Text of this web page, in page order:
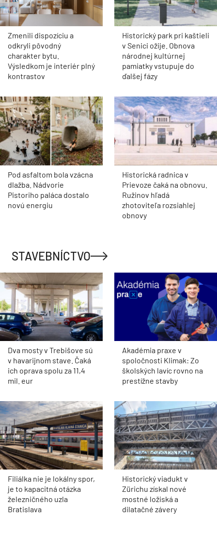
Zmenili dispozíciu a
odkryli pôvodný
charakter bytu.
Výsledkom je interiér plný
kontrastov
Historický park pri kaštieli
v Senici ožije. Obnova
národnej kultúrnej
pamiatky vstupuje do
ďalšej fázy
Pod asfaltom bola vzácna
dlažba. Nádvorie
Pistoriho paláca dostalo
novú energiu
Historická radnica v
Prievoze čaká na obnovu.
Ružinov hľadá
zhotoviteľa rozsiahlej
obnovy
STAVEBNÍCTVO
Dva mosty v Trebišove sú
v havarijnom stave. Čaká
ich oprava spolu za 11,4
mil. eur
Akadémia praxe v
spoločnosti Klimak: Zo
školských lavíc rovno na
prestížne stavby
Filiálka nie je lokálny spor,
je to kapacitná otázka
železničného uzla
Bratislava
Historický viadukt v
Zürichu získal nové
mostné ložiská a
dilatačné závery